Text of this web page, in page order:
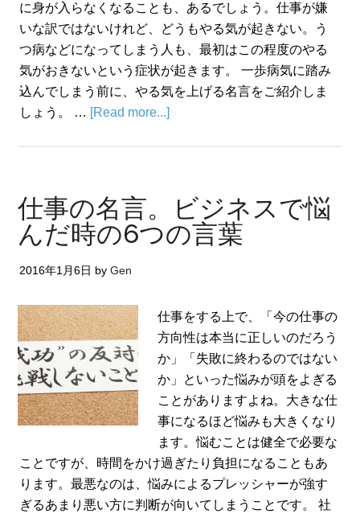
に身が入らなくなることも、あるでしょう。仕事が嫌
いな訳ではないけれど、どうもやる気が起きない。う
つ病などになってしまう人も、最初はこの程度のやる
気がおきないという症状が起きます。 一歩病気に踏み
込んでしまう前に、やる気を上げる名言をご紹介しま
しょう。 … [Read more...]
仕事の名言。ビジネスで悩
んだ時の6つの言葉
2016年1月6日 byGen
仕事をする上で、「今の仕事の
方向性は本当に正しいのだろう
か」「失敗に終わるのではない
か」といった悩みが頭をよぎる
ことがありますよね。大きな仕
事になるほど悩みも大きくなり
ます。悩むことは健全で必要な
ことですが、時間をかけ過ぎたり負担になることもあ
ります。最悪なのは、悩みによるプレッシャーが強す
ぎるあまり悪い方に判断が向いてしまうことです。 社